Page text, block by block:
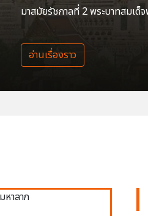
มาสมัยรัชกาลที่ 2 พระบาทสมเด็
อ่านเรื่องราว